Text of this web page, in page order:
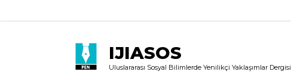
IJIASOS
Uluslararası Sosyal Bilimlerde Yenilikçi Yaklaşımlar Dergisi